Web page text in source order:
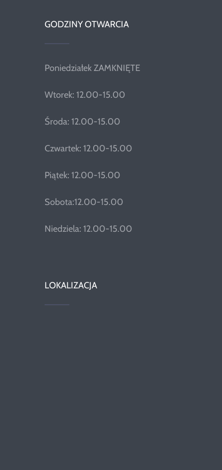
GODZINY OTWARCIA
Poniedziałek ZAMKNIĘTE
Wtorek: 12.00-15.00
Środa: 12.00-15.00
Czwartek: 12.00-15.00
Piątek: 12.00-15.00
Sobota:12.00-15.00
Niedziela: 12.00-15.00
LOKALIZACJA